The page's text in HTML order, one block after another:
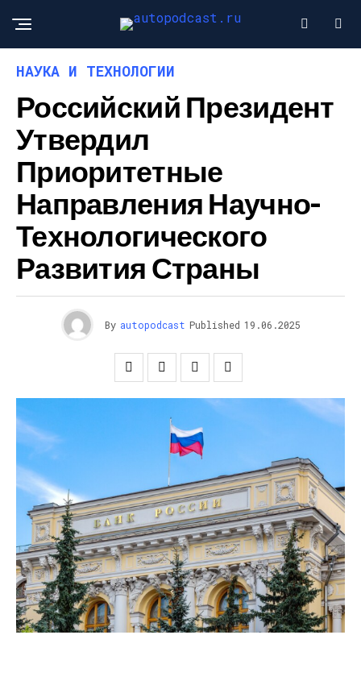
НАУКА И ТЕХНОЛОГИИ
Российский Президент
Утвердил
Приоритетные
Направления Научно-
Технологического
Развития Страны
By autopodcast Published 19.06.2025